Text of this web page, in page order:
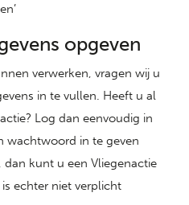
opgeven
verwerken, vragen wij u
in te vullen. Heeft u al
Log dan eenvoudig in
wachtwoord in te geven
dan kunt u een Vliegenactie
echter niet verplicht